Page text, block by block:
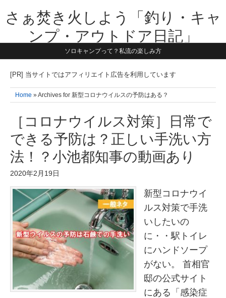
さぁ焚き火しよう「釣り・キャ
ンプ・アウトドア日記」
【テーマは子供と一緒に本気で遊ぶ】1981年うまれ・横浜在住。妻と3
す。同じ世代のお父さんに読んで頂けたら嬉しいです！よろしくお願い
ソロキャンプって？私流の楽しみ方
[PR] 当サイトではアフィリエイト広告を利用しています
Home » Archives for 新型コロナウイルスの予防はある？
［コロナウイルス対策］日常で
できる予防は？正しい手洗い方
法！？小池都知事の動画あり
2020年2月19日
新型コロナウイ
ルス対策で手洗
いしたいの
に・・駅トイレ
にハンドソープ
がない。 首相官
邸の公式サイト
にある「感染症